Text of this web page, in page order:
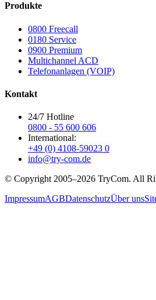
Produkte
0800 Freecall
0180 Service
0900 Premium
Multichannel ACD
Telefonanlagen (VOIP)
Kontakt
24/7 Hotline
0800 - 55 600 606
International:
+49 (0) 4108-59023 0
info@try-com.de
© Copyright 2005–2026 TryCom. All
ImpressumAGBDatenschutzÜber uns